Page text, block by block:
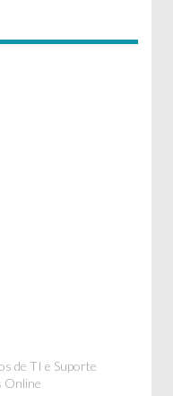
de TI e Suporte
Online